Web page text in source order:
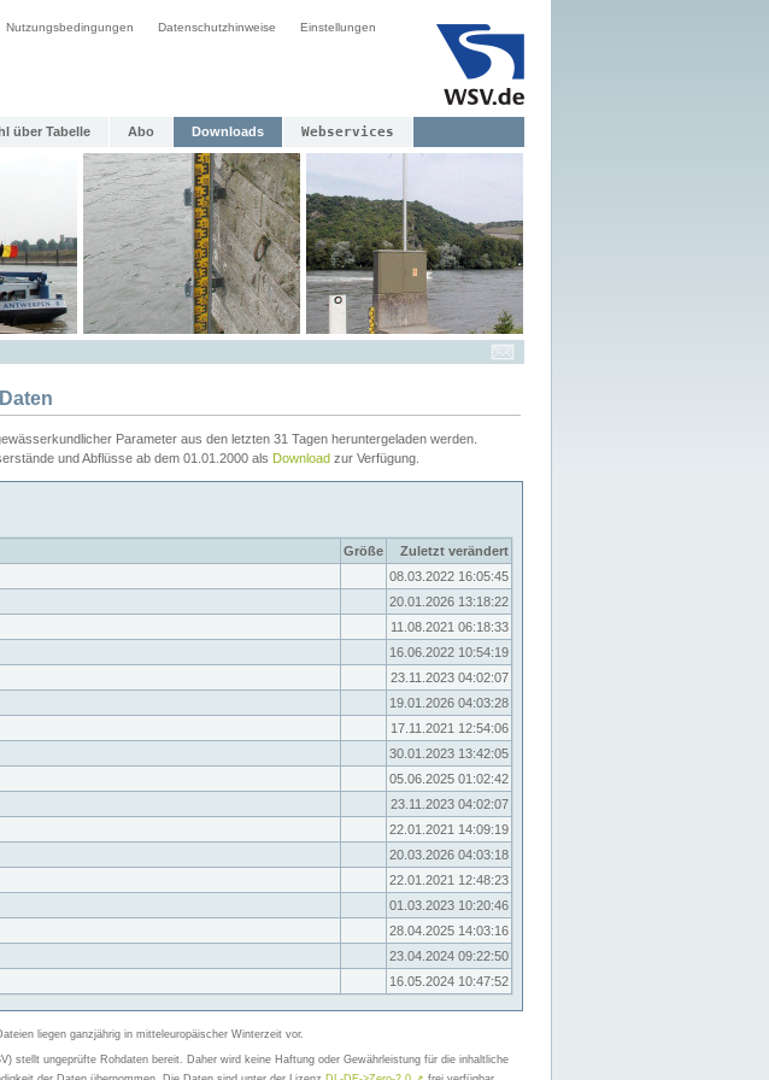
Nutzungsbedingungen Datenschutzhinweise Einstellungen
über Tabelle Abo Downloads Webservices
Parameter aus den letzten 31 Tagen heruntergeladen werden.
und Abflüsse ab dem 01.01.2000 als Download zur Verfügung.
Größe
Zuletzt verändert
08.03.2022 16:05:45
20.01.2026 13:18:22
11.08.2021 06:18:33
16.06.2022 10:54:19
23.11.2023 04:02:07
19.01.2026 04:03:28
17.11.2021 12:54:06
30.01.2023 13:42:05
05.06.2025 01:02:42
23.11.2023 04:02:07
22.01.2021 14:09:19
20.03.2026 04:03:18
22.01.2021 12:48:23
01.03.2023 10:20:46
28.04.2025 14:03:16
23.04.2024 09:22:50
16.05.2024 10:47:52
liegen ganzjährig in mitteleuropäischer Winterzeit vor.
stellt ungeprüfte Rohdaten bereit. Daher wird keine Haftung oder Gewährleistung für die inhaltliche